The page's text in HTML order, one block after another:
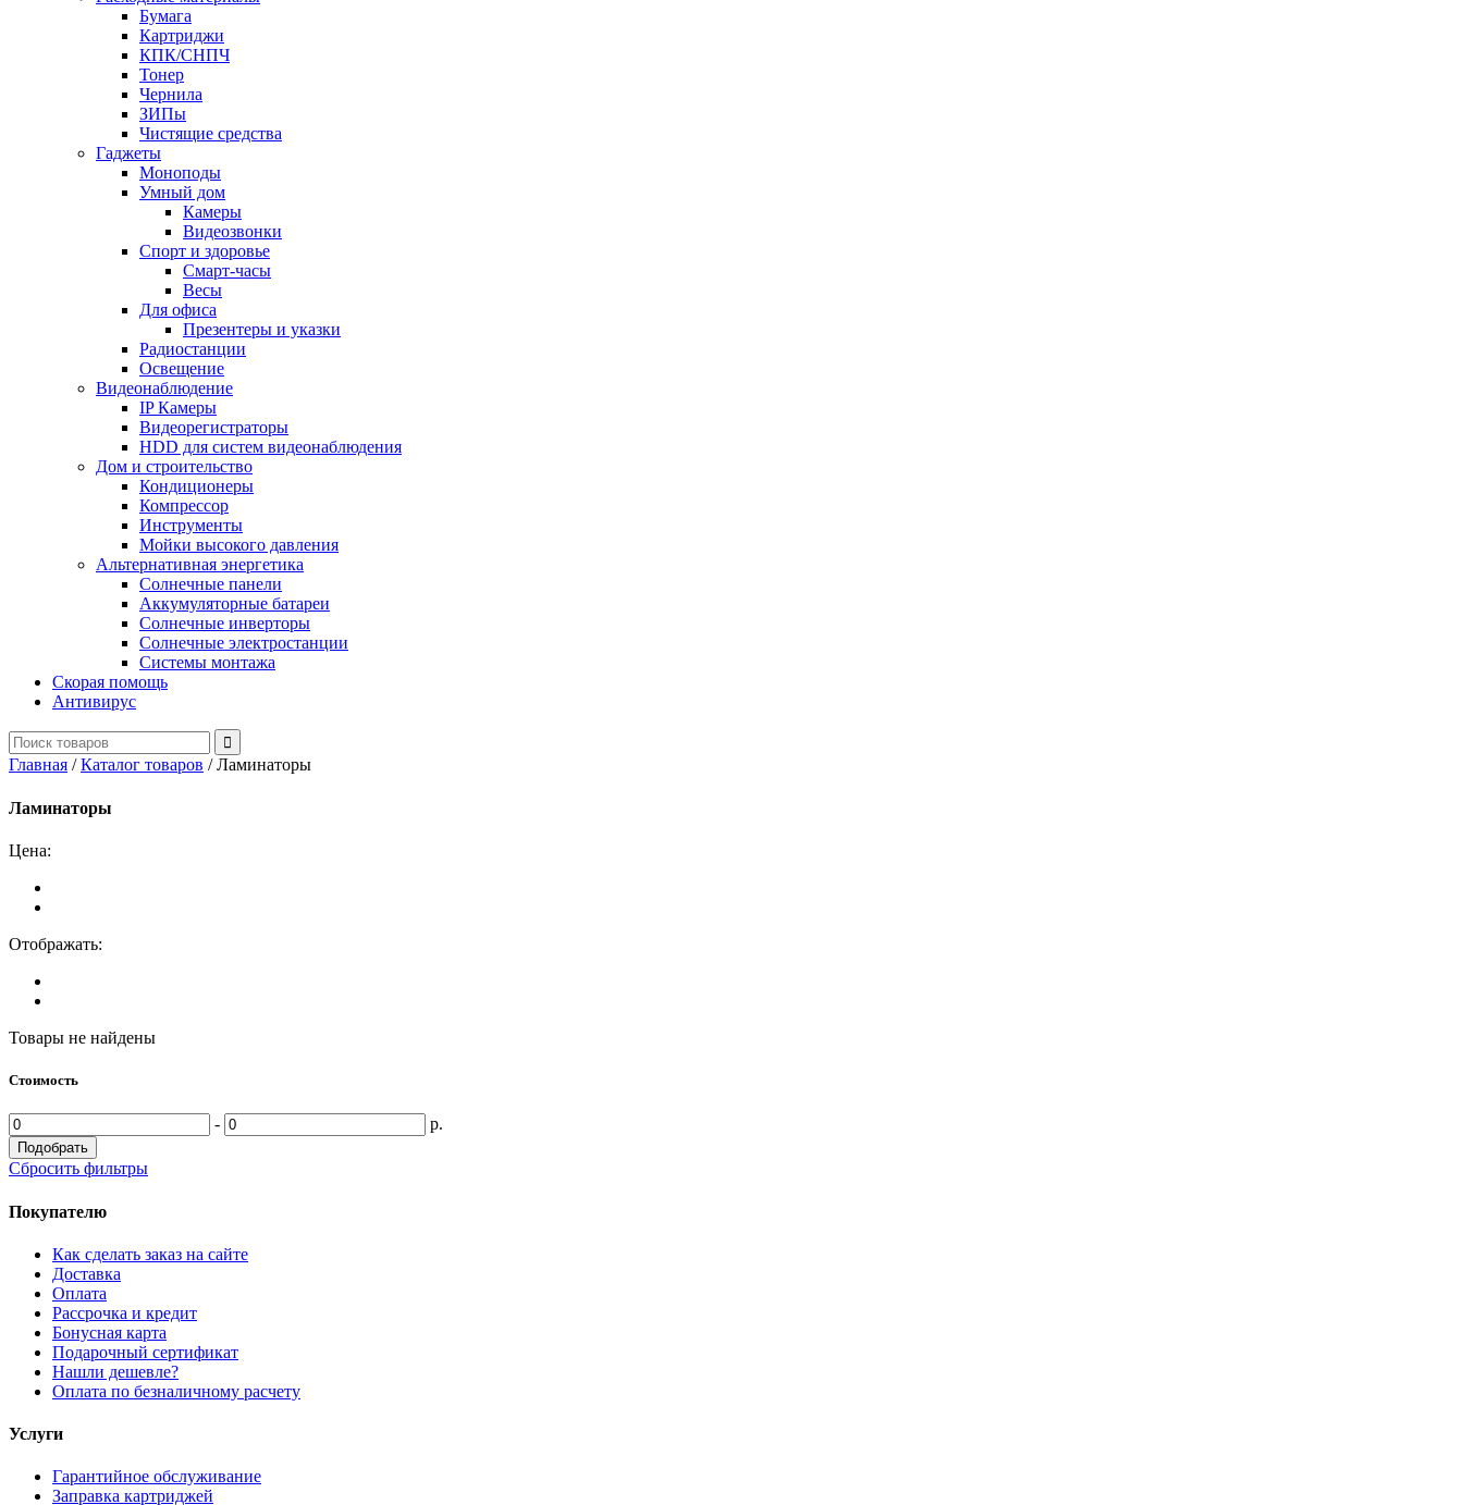
Бумага
Картриджи
КПК/СНПЧ
Тонер
Чернила
ЗИПы
Чистящие средства
Гаджеты
Моноподы
Умный дом
Камеры
Видеозвонки
Спорт и здоровье
Смарт-часы
Весы
Для офиса
Презентеры и указки
Радиостанции
Освещение
Видеонаблюдение
IP Камеры
Видеорегистраторы
HDD для систем видеонаблюдения
Дом и строительство
Кондиционеры
Компрессор
Инструменты
Мойки высокого давления
Альтернативная энергетика
Солнечные панели
Аккумуляторные батареи
Солнечные инверторы
Солнечные электростанции
Системы монтажа
Скорая помощь
Антивирус
Главная /Каталог товаров /Ламинаторы
Ламинаторы
Цена:
Отображать:
Товары не найдены
Стоимость
- р.
Подобрать
Сбросить фильтры
Покупателю
Как сделать заказ на сайте
Доставка
Оплата
Рассрочка и кредит
Бонусная карта
Подарочный сертификат
Нашли дешевле?
Оплата по безналичному расчету
Услуги
Гарантийное обслуживание
Заправка картриджей